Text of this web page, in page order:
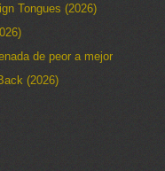
Tongues (2026)
de peor a mejor
(2026)